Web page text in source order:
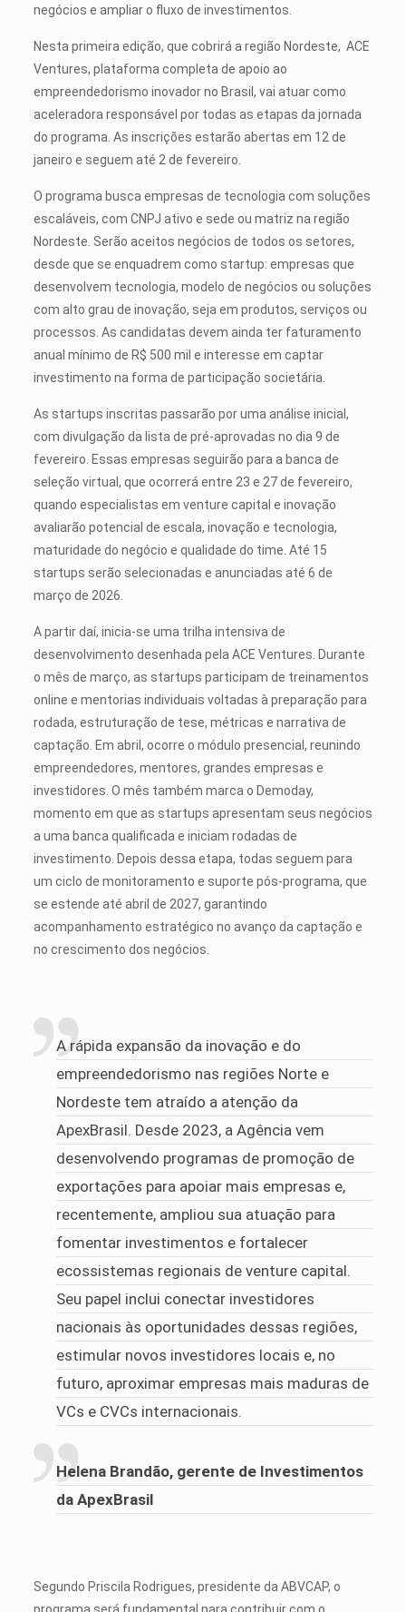
negócios e ampliar o fluxo de investimentos.
Nesta primeira edição, que cobrirá a região Nordeste, ACE
Ventures, plataforma completa de apoio ao
empreendedorismo inovador no Brasil, vai atuar como
aceleradora responsável por todas as etapas da jornada
do programa. As inscrições estarão abertas em 12 de
janeiro e seguem até 2 de fevereiro.
O programa busca empresas de tecnologia com soluções
escaláveis, com CNPJ ativo e sede ou matriz na região
Nordeste. Serão aceitos negócios de todos os setores,
desde que se enquadrem como startup: empresas que
desenvolvem tecnologia, modelo de negócios ou soluções
com alto grau de inovação, seja em produtos, serviços ou
processos. As candidatas devem ainda ter faturamento
anual mínimo de R$ 500 mil e interesse em captar
investimento na forma de participação societária.
As startups inscritas passarão por uma análise inicial,
com divulgação da lista de pré-aprovadas no dia 9 de
fevereiro. Essas empresas seguirão para a banca de
seleção virtual, que ocorrerá entre 23 e 27 de fevereiro,
quando especialistas em venture capital e inovação
avaliarão potencial de escala, inovação e tecnologia,
maturidade do negócio e qualidade do time. Até 15
startups serão selecionadas e anunciadas até 6 de
março de 2026.
A partir daí, inicia-se uma trilha intensiva de
desenvolvimento desenhada pela ACE Ventures. Durante
o mês de março, as startups participam de treinamentos
online e mentorias individuais voltadas à preparação para
rodada, estruturação de tese, métricas e narrativa de
captação. Em abril, ocorre o módulo presencial, reunindo
empreendedores, mentores, grandes empresas e
investidores. O mês também marca o Demoday,
momento em que as startups apresentam seus negócios
a uma banca qualificada e iniciam rodadas de
investimento. Depois dessa etapa, todas seguem para
um ciclo de monitoramento e suporte pós-programa, que
se estende até abril de 2027, garantindo
acompanhamento estratégico no avanço da captação e
no crescimento dos negócios.
A rápida expansão da inovação e do
empreendedorismo nas regiões Norte e
Nordeste tem atraído a atenção da
ApexBrasil. Desde 2023, a Agência vem
desenvolvendo programas de promoção de
exportações para apoiar mais empresas e,
recentemente, ampliou sua atuação para
fomentar investimentos e fortalecer
ecossistemas regionais de venture capital.
Seu papel inclui conectar investidores
nacionais às oportunidades dessas regiões,
estimular novos investidores locais e, no
futuro, aproximar empresas mais maduras de
VCs e CVCs internacionais.
Helena Brandão, gerente de Investimentos
da ApexBrasil
Segundo Priscila Rodrigues, presidente da ABVCAP, o